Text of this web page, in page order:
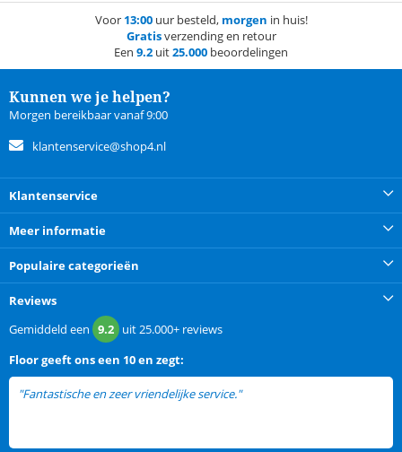
Voor 13:00uur besteld, morgen in huis!
Gratisverzending en retour
Een 9.2 uit25.000 beoordelingen
Kunnen we je helpen?
Morgen bereikbaar vanaf 9:00
klantenservice@shop4.nl
Klantenservice
Meer informatie
Populaire categorieën
Reviews
Gemiddeld een 9.2 uit25.000+ reviews
Floorgeeft ons een 10 en zegt:
"Fantastische en zeer vriendelijke service."